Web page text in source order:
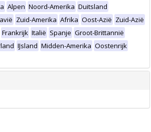
Alpen Noord-Amerika Duitsland
Zuid-Amerika Afrika Oost-Azië Zuid-Azië
Frankrijk Italië Spanje Groot-Brittannië
IJsland Midden-Amerika Oostenrijk